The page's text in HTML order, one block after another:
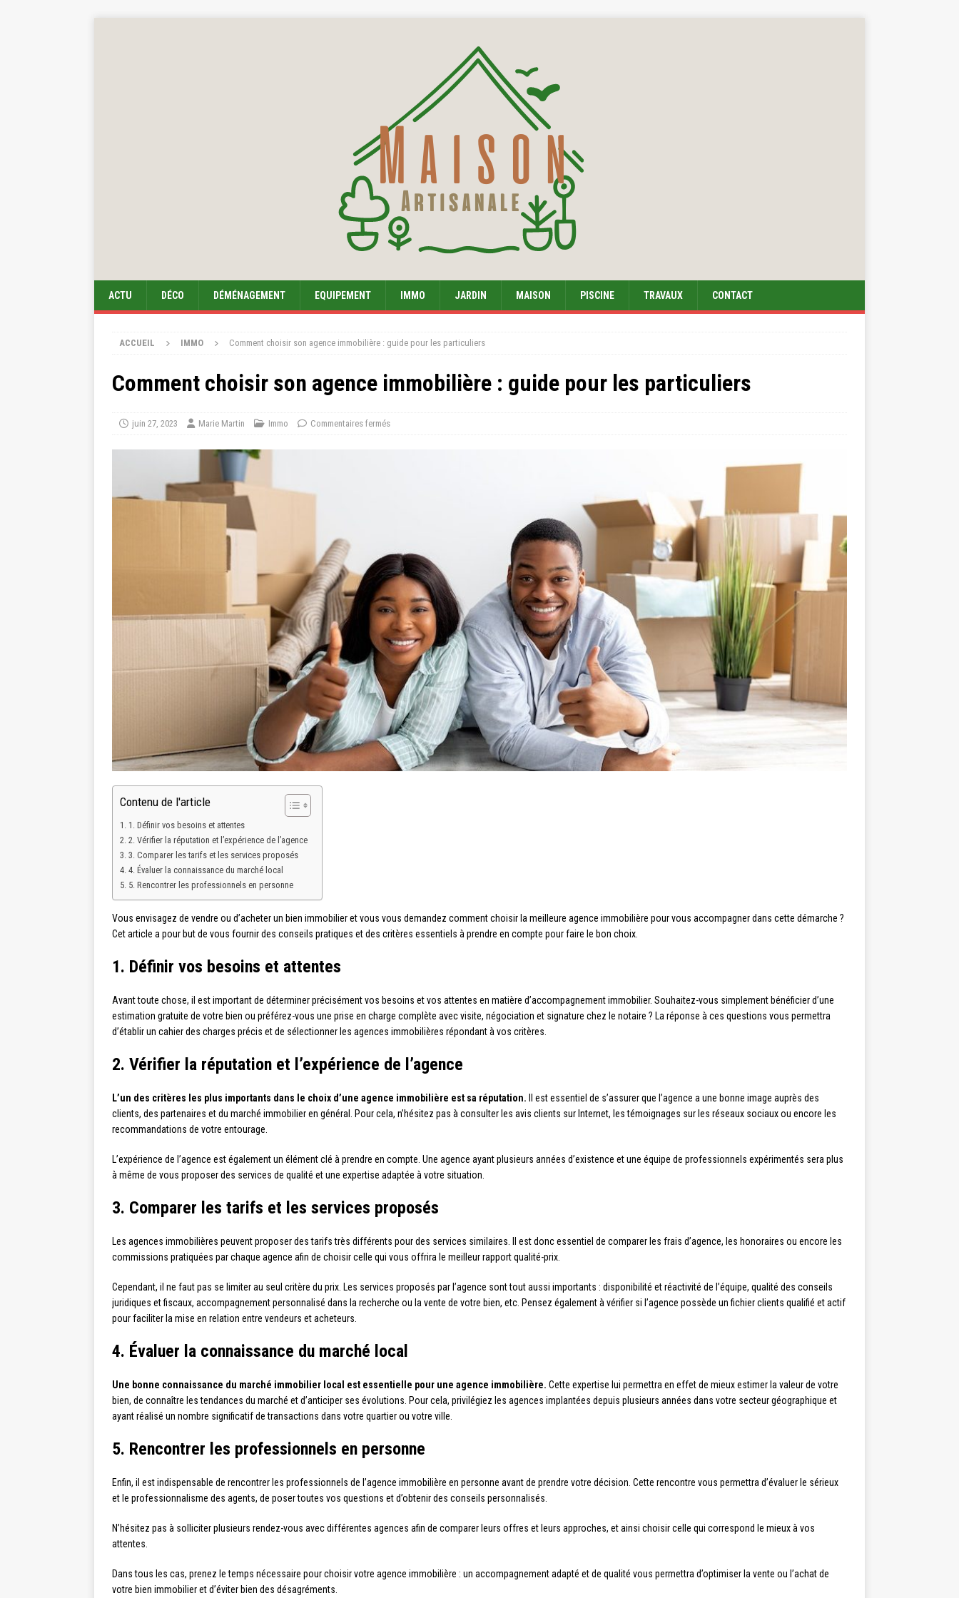
ACTU DÉCO DÉMÉNAGEMENT EQUIPEMENT IMMO JARDIN MAISON PISCINE TRAVAUX CONTACT
ACCUEIL IMMO Comment choisir son agence immobilière : guide pour les particuliers
Comment choisir son agence immobilière : guide pour les particuliers
juin 27, 2023 Marie Martin Immo Commentaires fermés
Contenu de l'article
1. Définir vos besoins et attentes
2. Vérifier la réputation et l’expérience de l’agence
3. Comparer les tarifs et les services proposés
4. Évaluer la connaissance du marché local
5. Rencontrer les professionnels en personne
Vous envisagez de vendre ou d’acheter un bien immobilier et vous vous demandez comment choisir la meilleure agence immobilière pour vous accompagner dans cette démarche ?
Cet article a pour but de vous fournir des conseils pratiques et des critères essentiels à prendre en compte pour faire le bon choix.
1. Définir vos besoins et attentes
Avant toute chose, il est important de déterminer précisément vos besoins et vos attentes en matière d’accompagnement immobilier. Souhaitez-vous simplement bénéficier d’une
estimation gratuite de votre bien ou préférez-vous une prise en charge complète avec visite, négociation et signature chez le notaire ? La réponse à ces questions vous permettra
d’établir un cahier des charges précis et de sélectionner les agences immobilières répondant à vos critères.
2. Vérifier la réputation et l’expérience de l’agence
L’un des critères les plus importants dans le choix d’une agence immobilière est sa réputation. Il est essentiel de s’assurer que l’agence a une bonne image auprès des
clients, des partenaires et du marché immobilier en général. Pour cela, n’hésitez pas à consulter les avis clients sur Internet, les témoignages sur les réseaux sociaux ou encore les
recommandations de votre entourage.
L’expérience de l’agence est également un élément clé à prendre en compte. Une agence ayant plusieurs années d’existence et une équipe de professionnels expérimentés sera plus
à même de vous proposer des services de qualité et une expertise adaptée à votre situation.
3. Comparer les tarifs et les services proposés
Les agences immobilières peuvent proposer des tarifs très différents pour des services similaires. Il est donc essentiel de comparer les frais d’agence, les honoraires ou encore les
commissions pratiquées par chaque agence afin de choisir celle qui vous offrira le meilleur rapport qualité-prix.
Cependant, il ne faut pas se limiter au seul critère du prix. Les services proposés par l’agence sont tout aussi importants : disponibilité et réactivité de l’équipe, qualité des conseils
juridiques et fiscaux, accompagnement personnalisé dans la recherche ou la vente de votre bien, etc. Pensez également à vérifier si l’agence possède un fichier clients qualifié et actif
pour faciliter la mise en relation entre vendeurs et acheteurs.
4. Évaluer la connaissance du marché local
Une bonne connaissance du marché immobilier local est essentielle pour une agence immobilière. Cette expertise lui permettra en effet de mieux estimer la valeur de votre
bien, de connaître les tendances du marché et d’anticiper ses évolutions. Pour cela, privilégiez les agences implantées depuis plusieurs années dans votre secteur géographique et
ayant réalisé un nombre significatif de transactions dans votre quartier ou votre ville.
5. Rencontrer les professionnels en personne
Enfin, il est indispensable de rencontrer les professionnels de l’agence immobilière en personne avant de prendre votre décision. Cette rencontre vous permettra d’évaluer le sérieux
et le professionnalisme des agents, de poser toutes vos questions et d’obtenir des conseils personnalisés.
N’hésitez pas à solliciter plusieurs rendez-vous avec différentes agences afin de comparer leurs offres et leurs approches, et ainsi choisir celle qui correspond le mieux à vos
attentes.
Dans tous les cas, prenez le temps nécessaire pour choisir votre agence immobilière : un accompagnement adapté et de qualité vous permettra d’optimiser la vente ou l’achat de
votre bien immobilier et d’éviter bien des désagréments.